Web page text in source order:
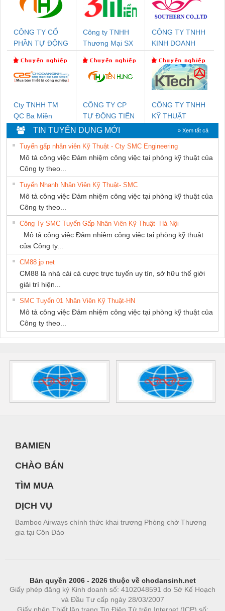
CÔNG TY CỔ
PHẦN TỰ ĐỘNG
Công ty TNHH
Thương Mại SX
CÔNG TY TNHH
KINH DOANH
PHƯƠNG NAM
Cty TNHH TM
QC Ba Miền
CÔNG TY CP
TỰ ĐỘNG TIẾN
HƯNG
CÔNG TY TNHH
KỸ THUẬT
KTECH VIỆT
NAM
TIN TUYỂN DỤNG MỚI » Xem tất cả
Tuyển gấp nhân viên Kỹ Thuật - Cty SMC Engineering
Mô tả công việc Đảm nhiệm công việc tại phòng kỹ thuật của
Công ty theo...
Tuyển Nhanh Nhân Viên Kỹ Thuật- SMC
Mô tả công việc Đảm nhiệm công việc tại phòng kỹ thuật của
Công ty theo...
Công Ty SMC Tuyển Gấp Nhân Viên Kỹ Thuật- Hà Nội
Mô tả công việc Đảm nhiệm công việc tại phòng kỹ thuật
của Công ty...
CM88 jp net
CM88 là nhà cái cá cược trực tuyến uy tín, sở hữu thế giới
giải trí hiện...
SMC Tuyển 01 Nhân Viên Kỹ Thuật-HN
Mô tả công việc Đảm nhiệm công việc tại phòng kỹ thuật của
Công ty theo...
BAMIEN
CHÀO BÁN
TÌM MUA
DỊCH VỤ
Bamboo Airways chính thức khai trương Phòng chờ Thương
gia tại Côn Đảo
Bản quyền 2006 - 2026 thuộc về chodansinh.net
Giấy phép đăng ký Kinh doanh số: 4102048591 do Sở Kế Hoạch
và Đầu Tư cấp ngày 28/03/2007